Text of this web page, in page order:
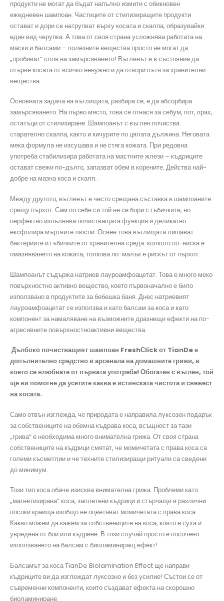
продукти не могат да бъдат напълно измити с обикновен
ежедневен шампоан. Частиците от стилизиращите продукти
остават и дори се натрупват върху косата и скалпа, образувайки
един вид черупка. А това от своя страна усложнява работата на
маски и балсами – полезните вещества просто не могат да
„пробиват“ слоя на замърсяването! Въгленът е в състояние да
отърве косата от всичко ненужно и да отвори пътя за хранителни
вещества.
Основната задача на въглищата, разбира се, е да абсорбира
замърсяването. На първо място, това се отнася за себум, пот, прах,
остатъци от стилизиране. Шампоанът с въглен почиства
старателно скалпа, както и кичурите по цялата дължина. Неговата
мека формула не изсушава и не стяга кожата. При редовна
употреба стабилизира работата на мастните жлези – къдриците
остават свежи по-дълго, запазват обем в корените. Действа най-
добре на мазна коса и скалп..
Между другото, въгленът е често срещана съставка в шампоаните
срещу пърхот. Сам по себе си той не се бори с гъбичките, но
перфектно изпълнява почистващата функция и деликатно
ексфолира мъртвите люспи. Освен това въглищата лишават
бактериите и гъбичките от хранителна среда: колкото по-ниска е
омазняването на кожата, толкова по-малък е рискът от пърхот.
Шампоанът съдържа натриев лауроамфоацетат. Това е много меко
повърхностно активно вещество, което първоначално е било
използвано в продуктите за бебешка баня. Днес натриевият
лауроамфоацетат се използва и като балсам за коса и като
компонент за намаляване на възможните дразнещи ефекти на по-
агресивните повърхностноактивни вещества.
Дълбоко почистващият шампоан FreshСlick от TianDe е
допълнително средство в арсенала на домашните грижи, в
което се влюбвате от първата употреба! Обогатен с въглен, той
ще ви помогне да усетите каква е истинската чистота и свежест
на косата.
Само отвън изглежда, че природата е направила луксозен подарък
за собствениците на обемна къдрава коса, всъщност за тази
„грива“ е необходима много внимателна грижа. От своя страна
собствениците на къдрици смятат, че момичетата с права коса са
големи късметлии и че техните стилизиращи ритуали са сведени
до минимум.
Този тип коса обаче изисква внимателна грижа. Проблеми като
„магнетизирана“ коса, заплетени къдрици и стърчащи в различни
посоки краища изобщо не оцветяват момичетата с права коса.
Какво можем да кажем за собствениците на коса, която е суха и
увредена от бои или къдрене. В този случай просто е посочено
използването на балсам с биоламиниращ ефект!
Балсамът за коса TianDe Biolamination Effect ще направи
къдриците ви да изглеждат луксозно и без усилие! Състои се от
съвременни компоненти, които създават ефекта на скорошно
биоламиниране.